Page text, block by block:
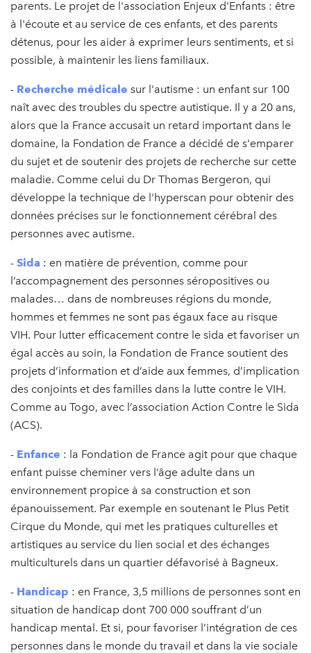
parents. Le projet de l'association Enjeux d'Enfants : être
à l'écoute et au service de ces enfants, et des parents
détenus, pour les aider à exprimer leurs sentiments, et si
possible, à maintenir les liens familiaux.
- Recherche médicale sur l'autisme : un enfant sur 100
naît avec des troubles du spectre autistique. Il y a 20 ans,
alors que la France accusait un retard important dans le
domaine, la Fondation de France a décidé de s'emparer
du sujet et de soutenir des projets de recherche sur cette
maladie. Comme celui du Dr Thomas Bergeron, qui
développe la technique de l'hyperscan pour obtenir des
données précises sur le fonctionnement cérébral des
personnes avec autisme.
- Sida : en matière de prévention, comme pour
l’accompagnement des personnes séropositives ou
malades… dans de nombreuses régions du monde,
hommes et femmes ne sont pas égaux face au risque
VIH. Pour lutter efficacement contre le sida et favoriser un
égal accès au soin, la Fondation de France soutient des
projets d’information et d’aide aux femmes, d’implication
des conjoints et des familles dans la lutte contre le VIH.
Comme au Togo, avec l’association Action Contre le Sida
(ACS).
- Enfance : la Fondation de France agit pour que chaque
enfant puisse cheminer vers l’âge adulte dans un
environnement propice à sa construction et son
épanouissement. Par exemple en soutenant le Plus Petit
Cirque du Monde, qui met les pratiques culturelles et
artistiques au service du lien social et des échanges
multiculturels dans un quartier défavorisé à Bagneux.
- Handicap : en France, 3,5 millions de personnes sont en
situation de handicap dont 700 000 souffrant d’un
handicap mental. Et si, pour favoriser l’intégration de ces
personnes dans le monde du travail et dans la vie sociale